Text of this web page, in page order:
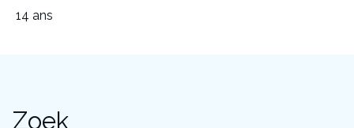
14 ans
Zoek